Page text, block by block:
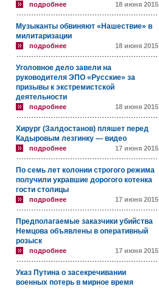
подробнее 18 июня 2015
Музыканты обвиняют «Нашествие» в
милитаризации
подробнее 18 июня 2015
Уголовное дело завели на
руководителя ЭПО «Русские» за
призывы к экстремистской
деятельности
подробнее 18 июня 2015
Хирург (Залдостанов) пляшет перед
Кадыровым лезгинку — видео
подробнее 17 июня 2015
По семь лет колонии строгого режима
получили укравшие дорогого котенка
гости столицы
подробнее 17 июня 2015
Предполагаемые заказчики убийства
Немцова объявлены в оперативный
розыск
подробнее 17 июня 2015
Указ Путина о засекречивании
военных потерь в мирное время